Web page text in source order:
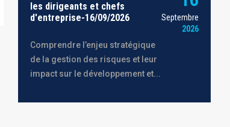
les dirigeants et chefs
d'entreprise-16/09/2026
Comprendre l’enjeu stratégique
de la gestion des risques et leur
impact sur le développement et...
Septembre
2026